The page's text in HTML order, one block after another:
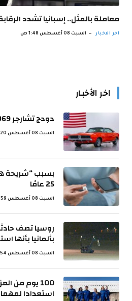
معاملة بالمثل.. إسبانيا تشدد
اخر الاخبار السبت 08 أغسطس 1:48 ص
اخر الأخبار
دودج تشارجر 1969 مطروحة في المزاد
السبت 08 أغسطس 8:20 ص
بسبب “شريحة
25 عامًا
السبت 08 أغسطس 7:59 ص
روسيا تصف
بألمانيا بأنها
السبت 08 أغسطس 7:54 ص
100 يوم من
استعدادا